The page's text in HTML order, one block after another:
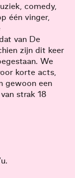
comedy,
één vinger,
van De
zijn dit keer
We
korte acts,
gewoon een
strak 18